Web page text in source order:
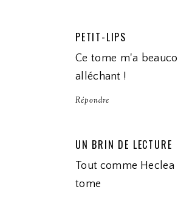
PETIT-LIPS
Ce tome m'a
alléchant !
Répondre
UN BRIN DE LECTURE
Tout comme Heclea
tome